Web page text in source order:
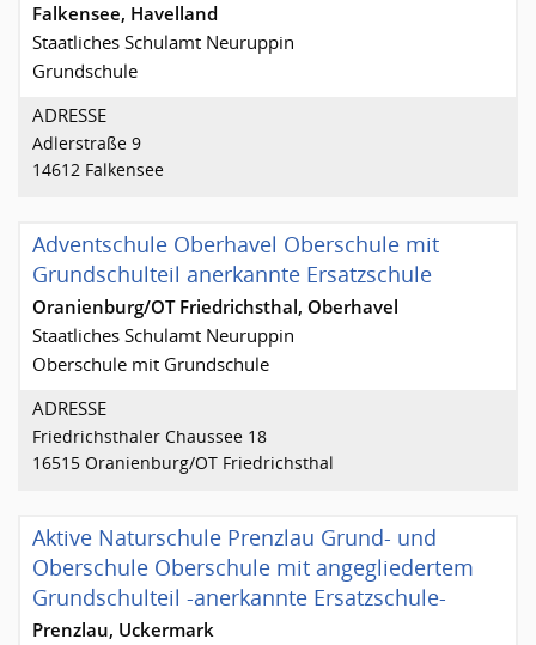
Falkensee, Havelland
Staatliches Schulamt Neuruppin
Grundschule
ADRESSE
Adlerstraße 9
14612 Falkensee
Adventschule Oberhavel Oberschule mit
Grundschulteil anerkannte Ersatzschule
Oranienburg/OT Friedrichsthal, Oberhavel
Staatliches Schulamt Neuruppin
Oberschule mit Grundschule
ADRESSE
Friedrichsthaler Chaussee 18
16515 Oranienburg/OT Friedrichsthal
Aktive Naturschule Prenzlau Grund- und
Oberschule Oberschule mit angegliedertem
Grundschulteil -anerkannte Ersatzschule-
Prenzlau, Uckermark